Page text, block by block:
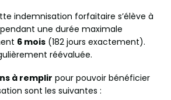
indemnisation forfaitaire s’élève à
une durée maximale
6 mois (182 jours exactement).
réévaluée.
à remplir pour pouvoir bénéficier
sont les suivantes :